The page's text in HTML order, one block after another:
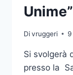
Unime”
Divruggeri
Si svolgerà
presso la